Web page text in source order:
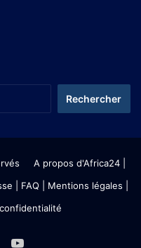
A propos d'Africa24|
| FAQ | Mentions légales